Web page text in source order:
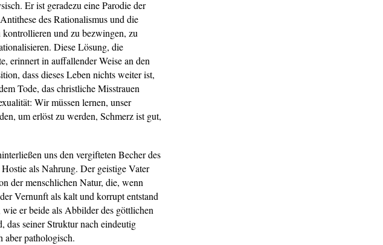
Er ist geradezu eine Parodie der
des Rationalismus und die
und zu bezwingen, zu
Diese Lösung, die
erinnert in auffallender Weise an den
dass dieses Leben nichts weiter ist,
Tode, das christliche Misstrauen
Wir müssen lernen, unser
um erlöst zu werden, Schmerz ist gut,
uns den vergifteten Becher des
als Nahrung. Der geistige Vater
der menschlichen Natur, die, wenn
Vernunft als kalt und korrupt entstand
er beide als Abbilder des göttlichen
das seiner Struktur nach eindeutig
aber pathologisch.